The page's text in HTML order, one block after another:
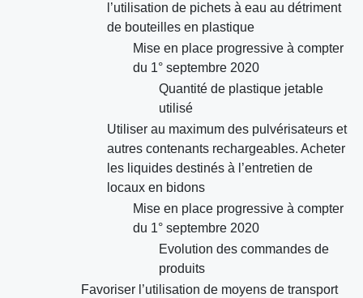
l’utilisation de pichets à eau au détriment
de bouteilles en plastique
Mise en place progressive à compter
du 1° septembre 2020
Quantité de plastique jetable
utilisé
Utiliser au maximum des pulvérisateurs et
autres contenants rechargeables. Acheter
les liquides destinés à l’entretien de
locaux en bidons
Mise en place progressive à compter
du 1° septembre 2020
Evolution des commandes de
produits
Favoriser l’utilisation de moyens de transport